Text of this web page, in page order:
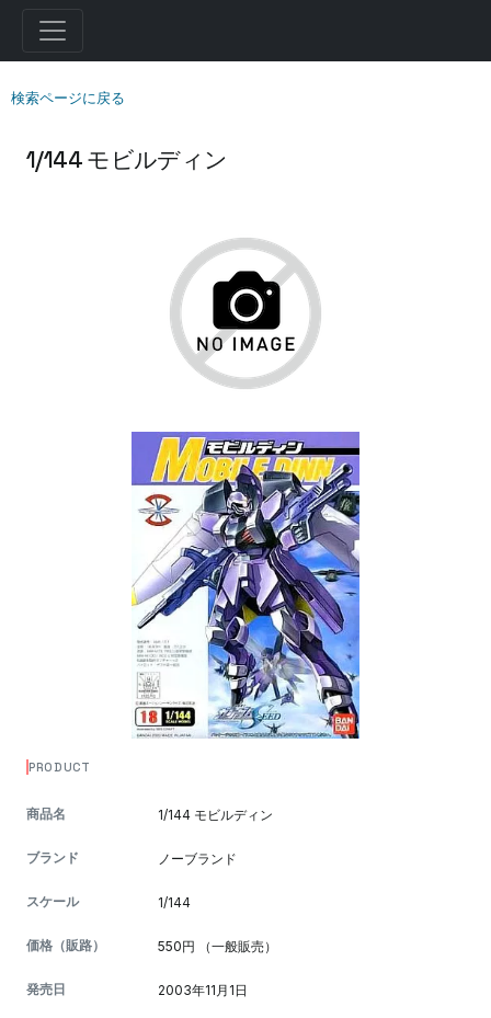
検索ページに戻る
1/144 モビルディン
PRODUCT
商品名 1/144 モビルディン
ブランド ノーブランド
スケール 1/144
価格（販路） 550円 （一般販売）
発売日 2003年11月1日